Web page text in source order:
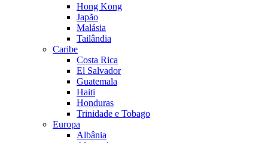
Hong Kong
Japão
Malásia
Tailândia
Caribe
Costa Rica
El Salvador
Guatemala
Haiti
Honduras
Trinidade e Tobago
Europa
Albânia